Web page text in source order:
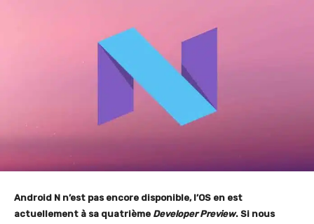
Android N n’est pas encore disponible, l’OS en est
actuellement à sa quatrième Developer Preview. Si nous